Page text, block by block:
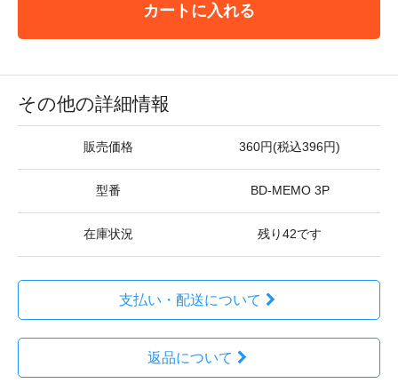
カートに入れる
その他の詳細情報
販売価格 360円(税込396円)
型番 BD-MEMO 3P
在庫状況 残り42です
支払い・配送について
返品について